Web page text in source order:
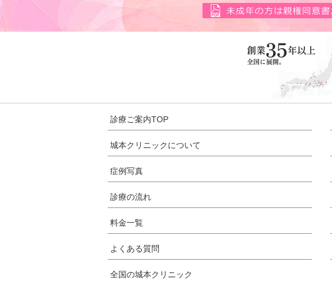
診療ご案内TOP
城本クリニックについて
症例写真
診療の流れ
料金一覧
よくある質問
全国の城本クリニック